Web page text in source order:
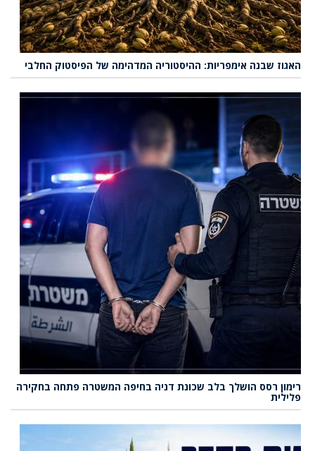
האגוז שבנה אימפריות: ההיסטוריה המדהימה של הפיסטוק החלבי
רימון רסס הושלך בלב שכונת דניה בחיפה המשטרה פתחה בחקירה
פלילית